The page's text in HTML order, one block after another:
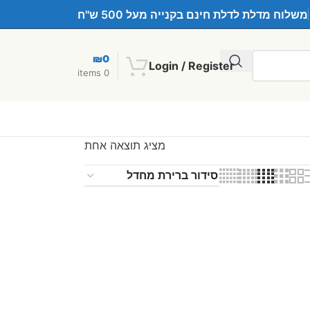
משלוח מדלת לדלת חינם בקנייה מעל 500 ש"ח
Login / Register
0
items
₪0
מציג תוצאה אחת